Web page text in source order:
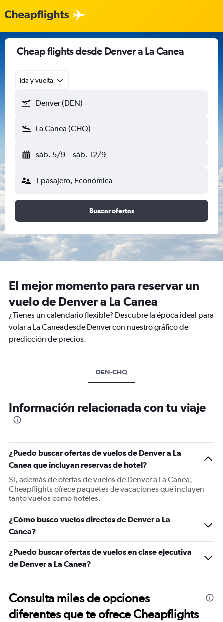
Cheap flights desde Denver a La Canea
Ida y vuelta
Denver (DEN)
La Canea (CHQ)
sáb. 5/9 - sáb. 12/9
1 pasajero, Económica
Buscar ofertas
El mejor momento para reservar un
vuelo de Denver a La Canea
¿Tienes un calendario flexible? Descubre la época ideal para
volar a La Caneadesde Denver con nuestro gráfico de
predicción de precios.
DEN-CHQ
Información relacionada con tu viaje
¿Puedo buscar ofertas de vuelos de Denver a La
Canea que incluyan reservas de hotel?
Sí, además de ofertas de vuelos de Denver a La Canea,
Cheapflights ofrece paquetes de vacaciones que incluyen
tanto vuelos como hoteles.
¿Cómo busco vuelos directos de Denver a La
Canea?
¿Puedo buscar ofertas de vuelos en clase ejecutiva
de Denver a La Canea?
Consulta miles de opciones
diferentes que te ofrece Cheapflights